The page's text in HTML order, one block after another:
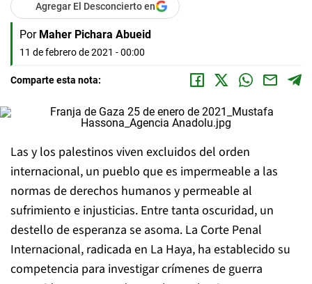
Agregar El Desconcierto en
Por Maher Pichara Abueid
11 de febrero de 2021 - 00:00
Comparte esta nota:
Las y los palestinos viven excluidos del orden
internacional, un pueblo que es impermeable a las
normas de derechos humanos y permeable al
sufrimiento e injusticias. Entre tanta oscuridad, un
destello de esperanza se asoma. La Corte Penal
Internacional, radicada en La Haya, ha establecido su
competencia para investigar crímenes de guerra